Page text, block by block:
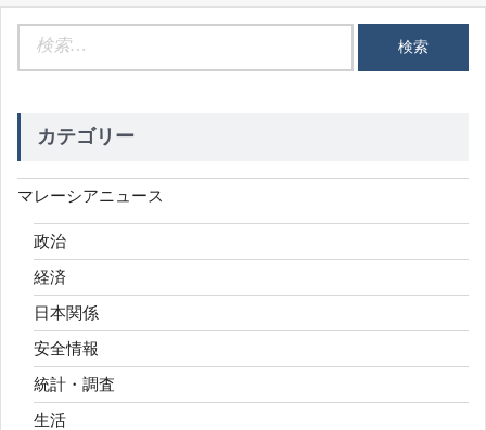
カテゴリー
マレーシアニュース
政治
経済
日本関係
安全情報
統計・調査
生活